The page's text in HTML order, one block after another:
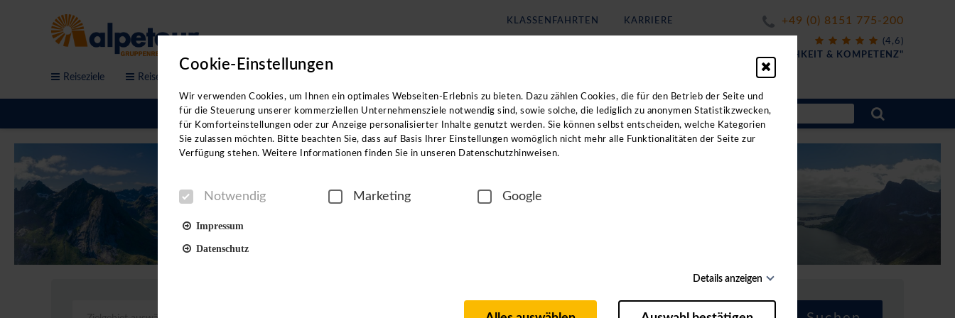
KLASSENFAHRTEN KARRIERE +49 (0) 8151 775-200
(4,6)
"FREUNDLICHKEIT & KOMPETENZ"
Reiseziele Reisethemen
X
Cookie-Einstellungen
Wir verwenden Cookies, um Ihnen ein optimales Webseiten-Erlebnis zu bieten. Dazu zählen Cookies, die für den Betrieb der Seite und
für die Steuerung unserer kommerziellen Unternehmensziele notwendig sind, sowie solche, die lediglich zu anonymen Statistikzwecken,
für Komforteinstellungen oder zur Anzeige personalisierter Inhalte genutzt werden. Sie können selbst entscheiden, welche Kategorien
Sie zulassen möchten. Bitte beachten Sie, dass auf Basis Ihrer Einstellungen womöglich nicht mehr alle Funktionalitäten der Seite zur
Verfügung stehen. Weitere Informationen finden Sie in unseren Datenschutzhinweisen.
Notwendig Marketing Google
Impressum
Datenschutz
Details anzeigen